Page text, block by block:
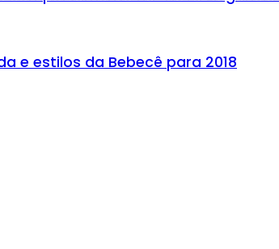
e estilos da Bebecê para 2018